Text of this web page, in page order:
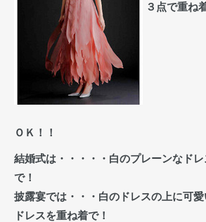
３点で重ね
一点づ
ＯＫ！！
結婚式は・・・・・白のプレーンなド
で！
披露宴では・・・白のドレスの上に可
ドレスを重ね着で！